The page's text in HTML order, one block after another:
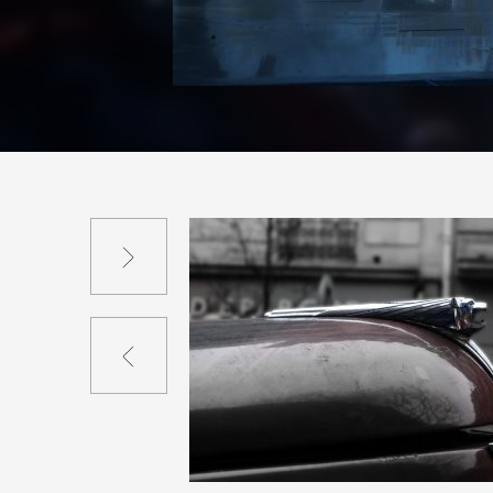
3
28
Suivant
Précédent